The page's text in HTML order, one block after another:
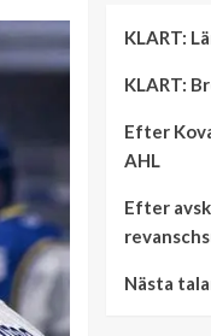
KLART:
KLART:
Efter
AHL
Efter
Nästa